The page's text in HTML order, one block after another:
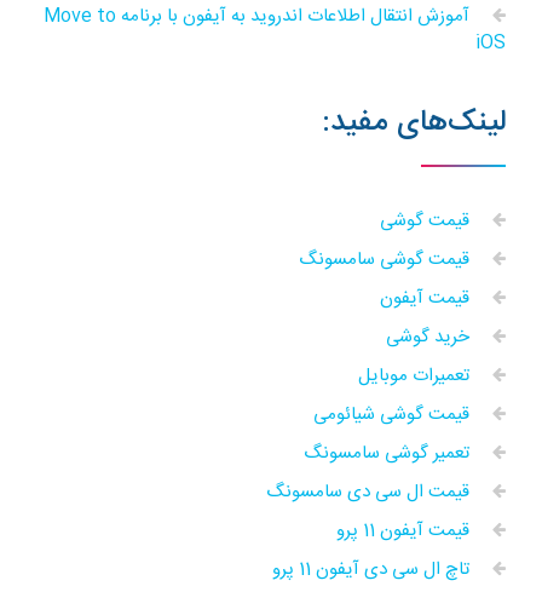
آموزش انتقال اطلاعات اندروید به آیفون با برنامه Move to
iOS
لینک‌های مفید:
قیمت گوشی
قیمت گوشی سامسونگ
قیمت آیفون
خرید گوشی
تعمیرات موبایل
قیمت گوشی شیائومی
تعمیر گوشی سامسونگ
قیمت ال سی دی سامسونگ
قیمت آیفون 11 پرو
تاچ ال سی دی آیفون 11 پرو